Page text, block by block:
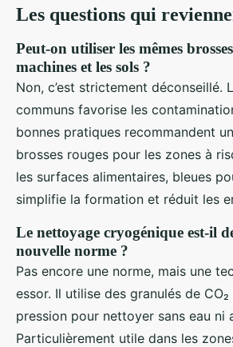
Les questions qui
Peut-on utiliser les mêmes
machines et les sols ?
Non, c’est strictement déconseillé.
communs favorise les
bonnes pratiques recommandent
brosses rouges pour les zones à
les surfaces alimentaires, bleues
simplifie la formation et réduit les
Le nettoyage cryogénique est-il
nouvelle norme ?
Pas encore une norme, mais une
essor. Il utilise des granulés de
pression pour nettoyer sans eau ni
Particulièrement utile dans les